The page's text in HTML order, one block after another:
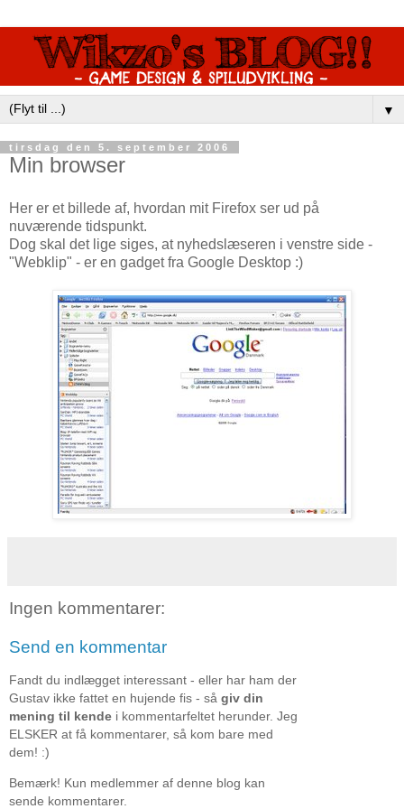
▼
tirsdag den 5. september 2006
Min browser
Her er et billede af, hvordan mit Firefox ser ud på
nuværende tidspunkt.
Dog skal det lige siges, at nyhedslæseren i venstre side -
"Webklip" - er en gadget fra Google Desktop :)
Ingen kommentarer:
Send en kommentar
Fandt du indlægget interessant - eller har ham der
Gustav ikke fattet en hujende fis - så giv din
mening til kende i kommentarfeltet herunder. Jeg
ELSKER at få kommentarer, så kom bare med
dem! :)
Bemærk! Kun medlemmer af denne blog kan
sende kommentarer.